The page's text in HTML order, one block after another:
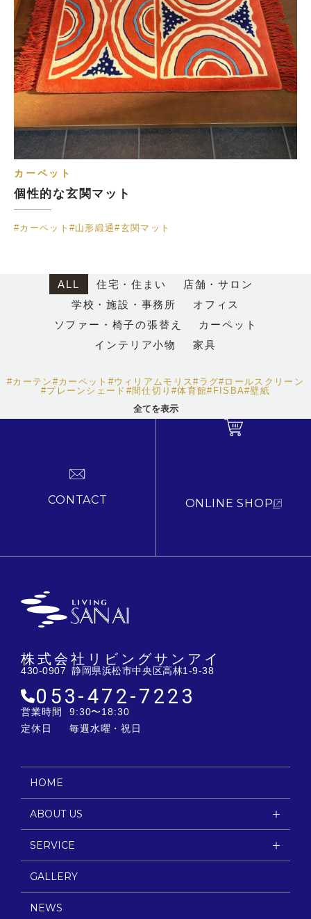
カーペット
個性的な玄関マット
#カーペット #山形緞通#玄関マット
ALL 住宅・住まい
店舗・サロン
学校・施設・事務所
オフィス
ソファー・椅子の張替え
カーペット
インテリア小物
家具
#カーテン #カーペット #ウィリアムモリス#ラグ#ロールスクリーン
#プレーンシェード #間仕切り#体育館#FISBA#壁紙
全てを表示
株式会社リビングサンアイ
430-0907 静岡県浜松市中央区高林1-9-38
053-472-7223
営業時間
9:30〜18:30
定休日
毎週水曜・祝日
HOME
ABOUT US
SERVICE
GALLERY
NEWS
CONTACT ONLINE SHOP